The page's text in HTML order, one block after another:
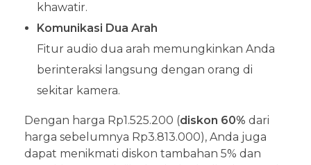
khawatir.
Komunikasi Dua Arah
Fitur audio dua arah memungkinkan Anda
berinteraksi langsung dengan orang di
sekitar kamera.
Dengan harga Rp1.525.200 (diskon 60% dari
harga sebelumnya Rp3.813.000), Anda juga
dapat menikmati diskon tambahan 5% dan